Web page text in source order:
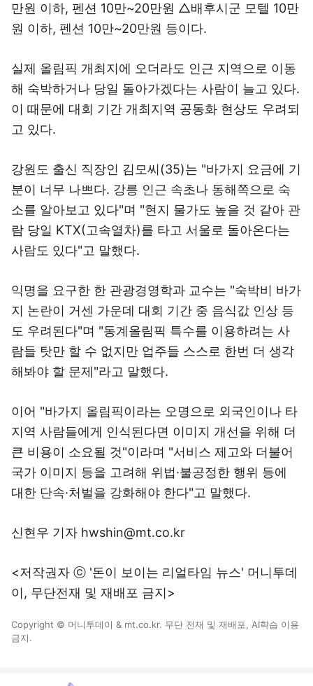
만원 이하, 펜션 10만~20만원 △배후시군 모텔 10만
원 이하, 펜션 10만~20만원 등이다.
실제 올림픽 개최지에 오더라도 인근 지역으로 이동
해 숙박하거나 당일 돌아가겠다는 사람이 늘고 있다.
이 때문에 대회 기간 개최지역 공동화 현상도 우려되
고 있다.
강원도 출신 직장인 김모씨(35)는 "바가지 요금에 기
분이 너무 나쁘다. 강릉 인근 속초나 동해쪽으로 숙
소를 알아보고 있다"며 "현지 물가도 높을 것 같아 관
람 당일 KTX(고속열차)를 타고 서울로 돌아온다는
사람도 있다"고 말했다.
익명을 요구한 한 관광경영학과 교수는 "숙박비 바가
지 논란이 거센 가운데 대회 기간 중 음식값 인상 등
도 우려된다"며 "동계올림픽 특수를 이용하려는 사
람들 탓만 할 수 없지만 업주들 스스로 한번 더 생각
해봐야 할 문제"라고 말했다.
이어 "바가지 올림픽이라는 오명으로 외국인이나 타
지역 사람들에게 인식된다면 이미지 개선을 위해 더
큰 비용이 소요될 것"이라며 "서비스 제고와 더불어
국가 이미지 등을 고려해 위법·불공정한 행위 등에
대한 단속·처벌을 강화해야 한다"고 말했다.
신현우 기자 hwshin@mt.co.kr
<저작권자 ⓒ '돈이 보이는 리얼타임 뉴스' 머니투데
이, 무단전재 및 재배포 금지>
Copyright © 머니투데이 & mt.co.kr. 무단 전재 및 재배포, AI학습 이용
금지.